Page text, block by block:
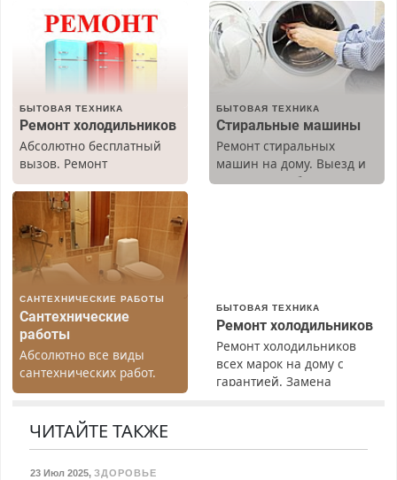
БЫТОВАЯ ТЕХНИКА
Ремонт холодильников
Абсолютно бесплатный
вызов. Ремонт
холодильников всех
марок на дому, с
гарантией. Все р-ны.
Срочно. Без выходных.
Пенсионерам – скидки до
40%. Мастер со стажем.
БЫТОВАЯ ТЕХНИКА
Стиральные машины
Ремонт стиральных
машин на дому. Выезд и
диагностика бесплатно.
САНТЕХНИЧЕСКИЕ РАБОТЫ
Сантехнические
работы
Абсолютно все виды
сантехнических работ.
Быстро. Качественно.
БЫТОВАЯ ТЕХНИКА
Ремонт холодильников
Ремонт холодильников
всех марок на дому с
гарантией. Замена
Вызов бесплатный.
ЧИТАЙТЕ ТАКЖЕ
23 Июл 2025, ЗДОРОВЬЕ